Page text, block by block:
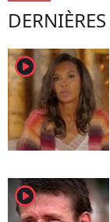
player2
player2